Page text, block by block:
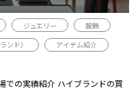
ジュエリー
服飾
ンド）
アイテム紹介
での実績紹介 ハイブランドの買